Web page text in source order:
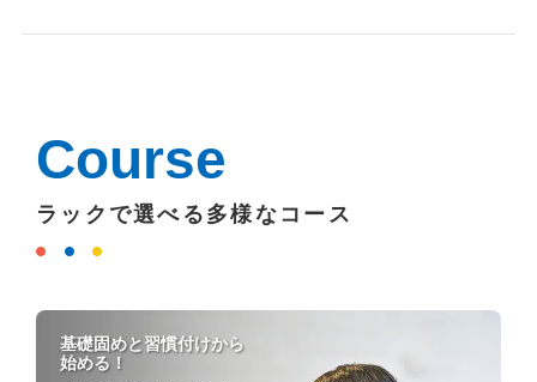
Course
ラックで選べる多様なコース
基礎固めと習慣付けから
始める！